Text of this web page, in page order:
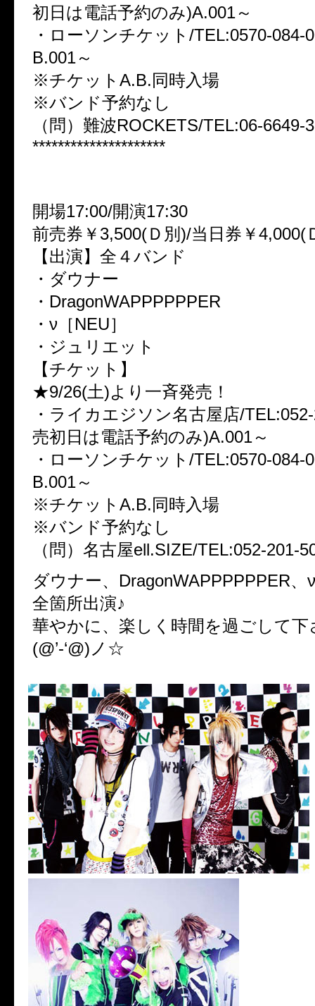
初日は電話予約のみ)A.001～
・ローソンチケット/TEL:0570-084-
B.001～
※チケットA.B.同時入場
※バンド予約なし
（問）難波ROCKETS/TEL:06-6649-
*********************
開場17:00/開演17:30
前売券￥3,500(Ｄ別)/当日券￥4,000(
【出演】全４バンド
・ダウナー
・DragonWAPPPPPPER
・ν［NEU］
・ジュリエット
【チケット】
★9/26(土)より一斉発売！
・ライカエジソン名古屋店/
売初日は電話予約のみ)A.001～
・ローソンチケット/TEL:0570-084-
B.001～
※チケットA.B.同時入場
※バンド予約なし
（問）名古屋ell.SIZE/TEL:052-201-
ダウナー、DragonWAPPPPPPER、
全箇所出演♪
華やかに、楽しく時間を過ごして下
(@’-‘@)ノ☆